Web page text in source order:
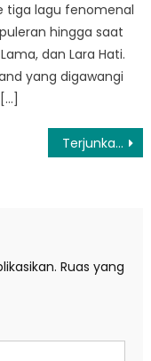
tiga lagu fenomenal
hingga saat
dan Lara Hati.
yang digawangi
Terjunkan 350 Pasukan, Polri Bantu Evakuasi dan Penanganan Gempa Cianjur Jawa Barat
Ruas yang